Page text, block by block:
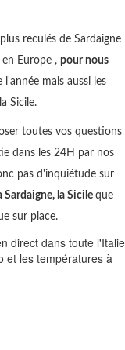
reculés de Sardaigne
Europe , pour nous
mais aussi les
la Sicile.
toutes vos questions
dans les 24H par nos
pas d'inquiétude sur
Sardaigne, la Sicile que
sur place.
direct dans toute l'Italie
et les températures à